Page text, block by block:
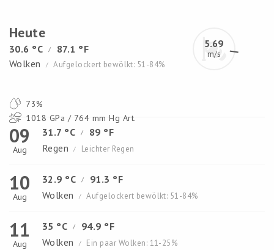
Heute
30.6 °C /
87.1 °F
Wolken
/ Aufgelockert bewölkt: 51-84%
5.69
m/s
73%
1018 GPa / 764 mm Hg Art.
09
Aug
31.7 °C /
89 °F
Regen
/ Leichter Regen
10
Aug
32.9 °C /
91.3 °F
Wolken
/ Aufgelockert bewölkt: 51-84%
11
Aug
35 °C /
94.9 °F
Wolken
/ Ein paar Wolken: 11-25%